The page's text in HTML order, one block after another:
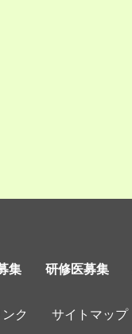
集 研修医募集
ク サイトマップ